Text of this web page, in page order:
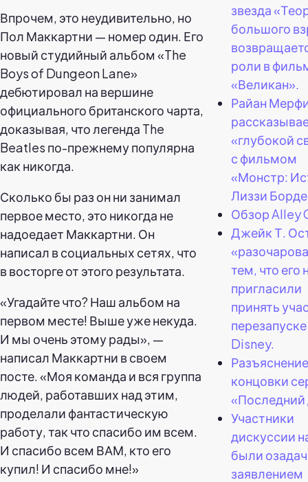
Впрочем, это неудивительно, но
Пол Маккартни — номер один. Его
новый студийный альбом «The
Boys of Dungeon Lane»
дебютировал на вершине
официального британского чарта,
доказывая, что легенда The
Beatles по-прежнему популярна
как никогда.
Сколько бы раз он ни занимал
первое место, это никогда не
надоедает Маккартни. Он
написал в социальных сетях, что
в восторге от этого результата.
«Угадайте что? Наш альбом на
первом месте! Выше уже некуда.
И мы очень этому рады», —
написал Маккартни в своем
посте. «Моя команда и вся группа
людей, работавших над этим,
проделали фантастическую
работу, так что спасибо им всем.
И спасибо всем ВАМ, кто его
купил! И спасибо мне!»
звезда
большого
роли в
«Великан».
Райан
«глубокой
с фильмом
«Монстр:
Лиззи
Обзор Alley
Джейк Т.
тем, что его
пригласили
принять
перезапуске
Disney.
Разъяснение
концовки
Участники
дискуссии
были
заявлением